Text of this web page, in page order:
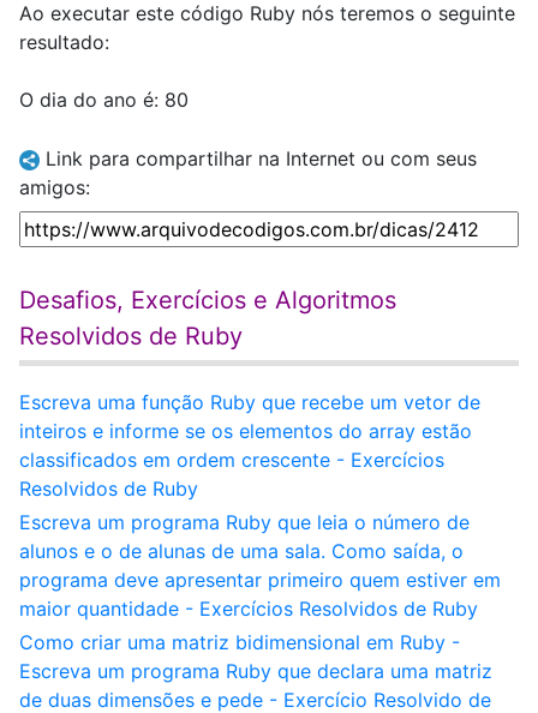
Ao executar este código Ruby nós teremos o seguinte
resultado:
O dia do ano é: 80
Link para compartilhar na Internet ou com seus
amigos:
Desafios, Exercícios e Algoritmos
Resolvidos de Ruby
Escreva uma função Ruby que recebe um vetor de
inteiros e informe se os elementos do array estão
classificados em ordem crescente - Exercícios
Resolvidos de Ruby
Escreva um programa Ruby que leia o número de
alunos e o de alunas de uma sala. Como saída, o
programa deve apresentar primeiro quem estiver em
maior quantidade - Exercícios Resolvidos de Ruby
Como criar uma matriz bidimensional em Ruby -
Escreva um programa Ruby que declara uma matriz
de duas dimensões e pede - Exercício Resolvido de